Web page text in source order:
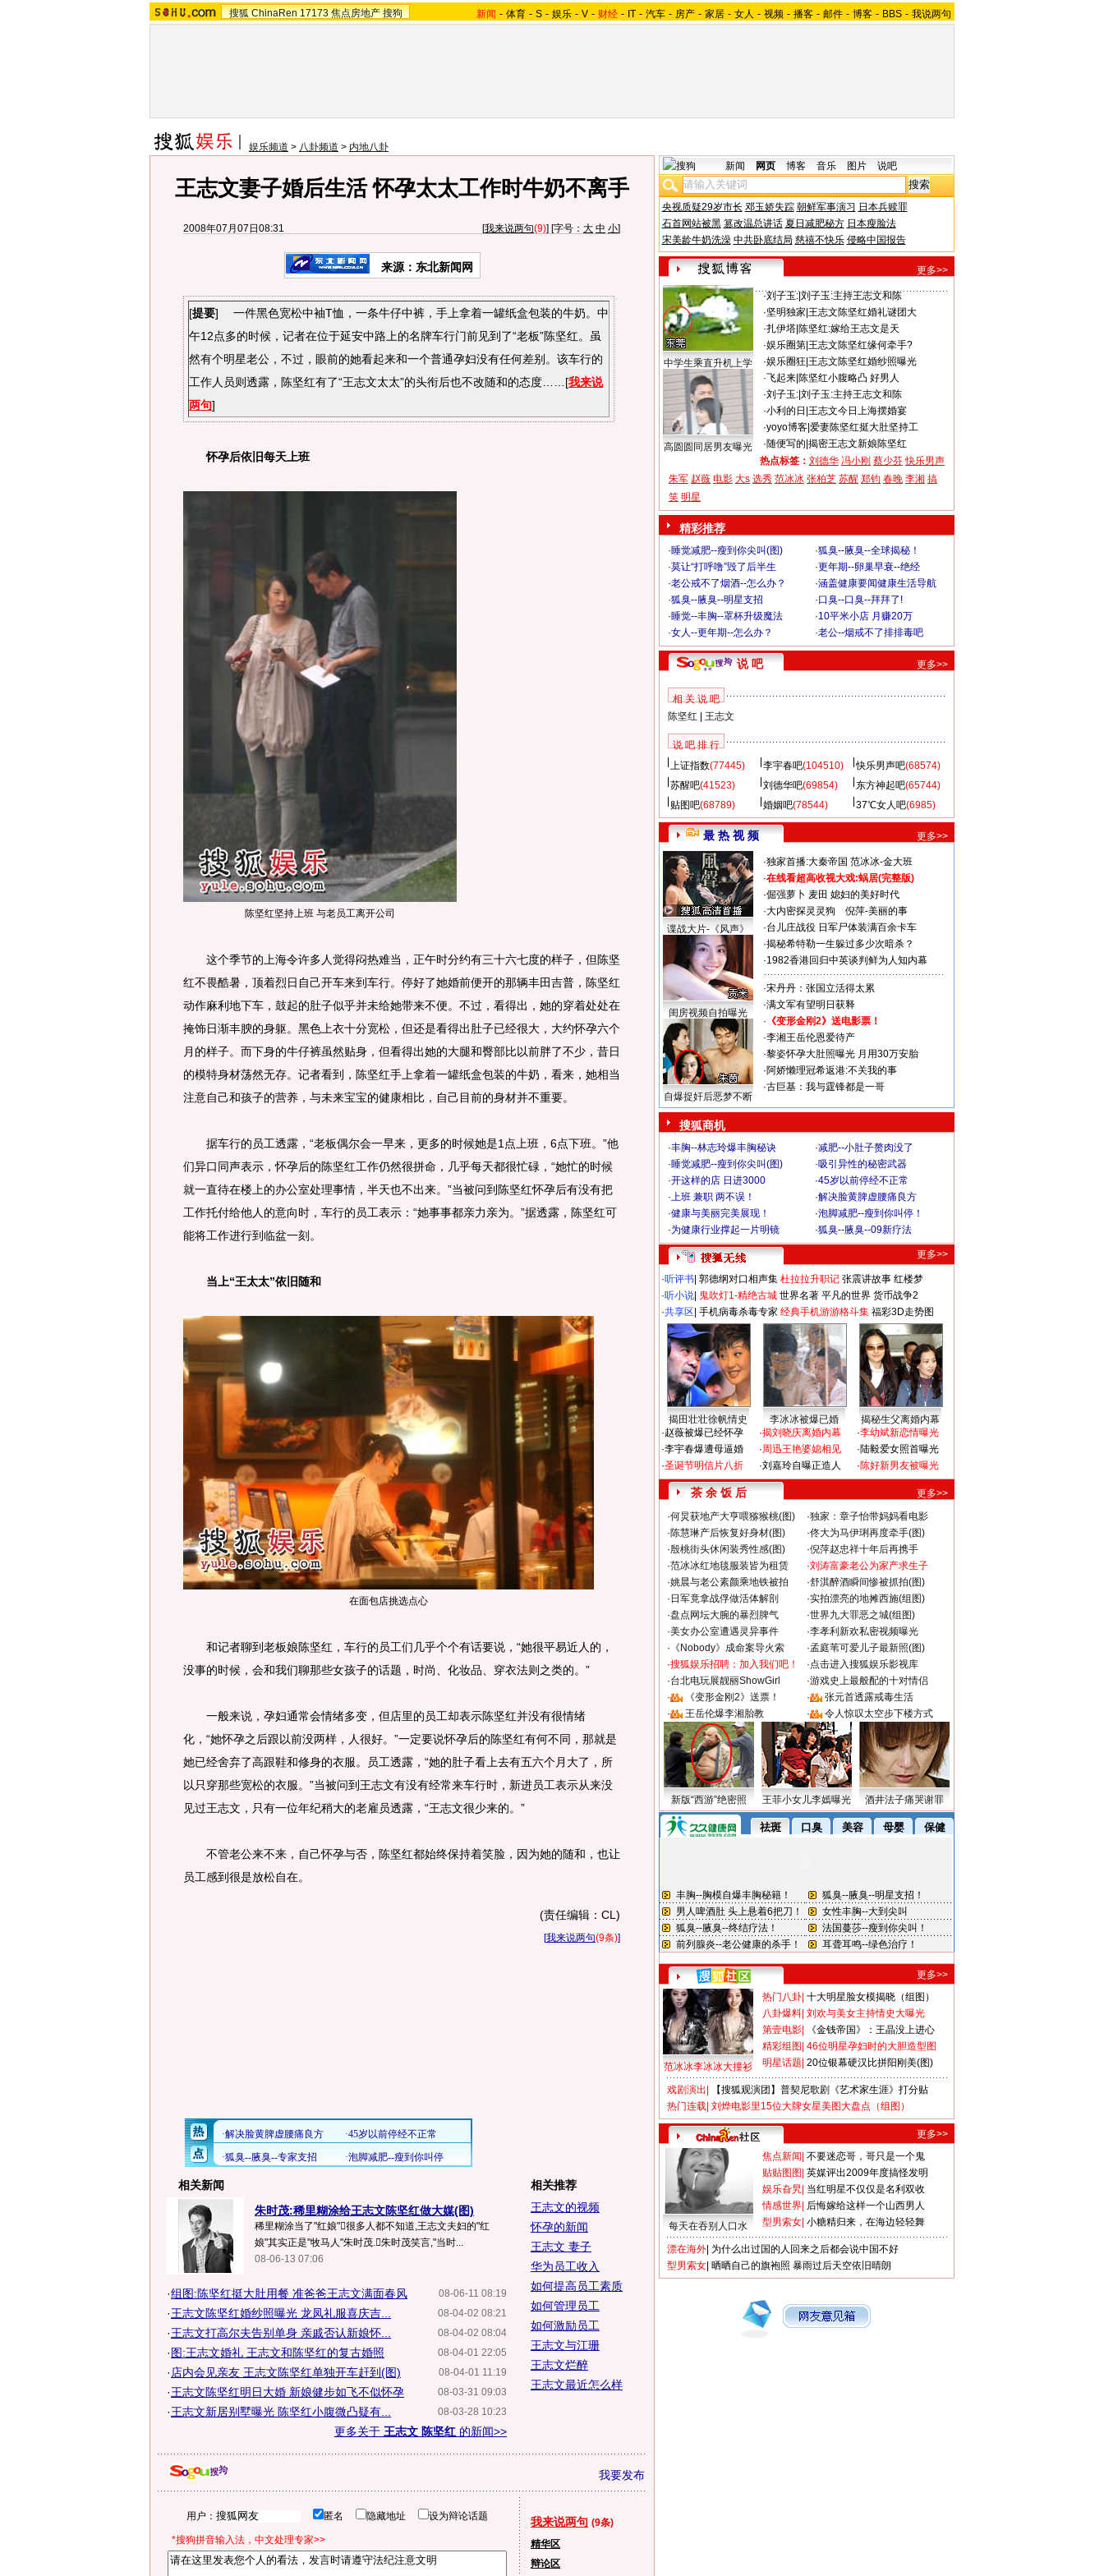
搜狐 ChinaRen 17173 焦点房地产 搜狗 新闻 - 体育 - S - 娱乐 - V - 财经 - IT - 汽车 - 房产 - 家居 - 女人 - 视频 - 播客 - 邮件 - 博客 - BBS - 我说两句
娱乐频道 > 八卦频道 > 内地八卦
王志文妻子婚后生活 怀孕太太工作时牛奶不离手
2008年07月07日08:31 [我来说两句(9)] [字号： 大 中 小]
来源：东北新闻网
[提要] 一件黑色宽松中袖T恤，一条牛仔中裤，手上拿着一罐纸盒包装的牛奶。中
午12点多的时候，记者在位于延安中路上的名牌车行门前见到了“老板”陈坚红。虽
然有个明星老公，不过，眼前的她看起来和一个普通孕妇没有任何差别。该车行的
工作人员则透露，陈坚红有了“王志文太太”的头衔后也不改随和的态度……[我来说
两句]
怀孕后依旧每天上班
陈坚红坚持上班 与老员工离开公司
这个季节的上海令许多人觉得闷热难当，正午时分约有三十六七度的样子，但陈坚
红不畏酷暑，顶着烈日自己开车来到车行。停好了她婚前便开的那辆丰田吉普，陈坚红
动作麻利地下车，鼓起的肚子似乎并未给她带来不便。不过，看得出，她的穿着处处在
掩饰日渐丰腴的身躯。黑色上衣十分宽松，但还是看得出肚子已经很大，大约怀孕六个
月的样子。而下身的牛仔裤虽然贴身，但看得出她的大腿和臀部比以前胖了不少，昔日
的模特身材荡然无存。记者看到，陈坚红手上拿着一罐纸盒包装的牛奶，看来，她相当
注意自己和孩子的营养，与未来宝宝的健康相比，自己目前的身材并不重要。
据车行的员工透露，“老板偶尔会一早来，更多的时候她是1点上班，6点下班。”他
们异口同声表示，怀孕后的陈坚红工作仍然很拼命，几乎每天都很忙碌，“她忙的时候
就一直待在楼上的办公室处理事情，半天也不出来。”当被问到陈坚红怀孕后有没有把
工作托付给他人的意向时，车行的员工表示：“她事事都亲力亲为。”据透露，陈坚红可
能将工作进行到临盆一刻。
当上“王太太”依旧随和
在面包店挑选点心
和记者聊到老板娘陈坚红，车行的员工们几乎个个有话要说，“她很平易近人的，
没事的时候，会和我们聊那些女孩子的话题，时尚、化妆品、穿衣法则之类的。”
一般来说，孕妇通常会情绪多变，但店里的员工却表示陈坚红并没有很情绪
化，“她怀孕之后跟以前没两样，人很好。”一定要说怀孕后的陈坚红有何不同，那就是
她已经舍弃了高跟鞋和修身的衣服。员工透露，“她的肚子看上去有五六个月大了，所
以只穿那些宽松的衣服。”当被问到王志文有没有经常来车行时，新进员工表示从来没
见过王志文，只有一位年纪稍大的老雇员透露，“王志文很少来的。”
不管老公来不来，自己怀孕与否，陈坚红都始终保持着笑脸，因为她的随和，也让
员工感到很是放松自在。
(责任编辑：CL)
[我来说两句(9条)]
相关新闻
朱时茂:稀里糊涂给王志文陈坚红做大媒(图)
稀里糊涂当了"红娘"很多人都不知道,王志文夫妇的"红
娘"其实正是"牧马人"朱时茂.朱时茂笑言,"当时...
08-06-13 07:06
08-06-11 08:19
·组图:陈坚红挺大肚用餐 准爸爸王志文满面春风
08-04-02 08:21
·王志文陈坚红婚纱照曝光 龙凤礼服喜庆吉...
08-04-02 08:04
·王志文打高尔夫告别单身 亲戚否认新娘怀...
08-04-01 22:05
·图:王志文婚礼 王志文和陈坚红的复古婚照
08-04-01 11:19
· 店内会见亲友 王志文陈坚红单独开车赶到(图)
08-03-31 09:03
·王志文陈坚红明日大婚 新娘健步如飞不似怀孕
08-03-28 10:23
·王志文新居别墅曝光 陈坚红小腹微凸疑有...
更多关于 王志文 陈坚红 的新闻>>
相关推荐
王志文的视频
怀孕的新闻
王志文 妻子
华为员工收入
如何提高员工素质
如何管理员工
如何激励员工
王志文与江珊
王志文烂醉
王志文最近怎么样
我要发布
用户： 匿名 隐藏地址 设为辩论话题
*搜狗拼音输入法，中文处理专家>>
我来说两句 (9条)
精华区
辩论区
新闻 网页 博客 音乐 图片 说吧
央视质疑29岁市长 邓玉娇失踪 朝鲜军事演习 日本兵赎罪
石首网站被黑 篡改温总讲话 夏日减肥秘方 日本瘦脸法
宋美龄牛奶洗澡 中共卧底结局 慈禧不快乐 侵略中国报告
更多>>
中学生乘直升机上学
高圆圆同居男友曝光
·刘子玉:| 刘子玉:主持王志文和陈
·坚明独家 王志文陈坚红婚礼谜团大
·扎伊塔| 陈坚红:嫁给王志文是天
·娱乐圈第| 王志文陈坚红缘何牵手?
·娱乐圈狂 王志文陈坚红婚纱照曝光
·飞起来| 陈坚红小腹略凸 好男人
·刘子玉:| 刘子玉:主持王志文和陈
·小利的日 王志文今日上海摆婚宴
·yoyo博客| 爱妻陈坚红挺大肚坚持工
·随便写的 揭密王志文新娘陈坚红
热点标签： 刘德华 冯小刚 蔡少芬 快乐男声
朱军 赵薇 电影 大s 选秀 范冰冰 张柏芝 苏醒 郑钧 春晚 李湘 搞
笑 明星
精彩推荐
·睡觉减肥--瘦到你尖叫(图) ·狐臭--腋臭--全球揭秘！
·莫让“打呼噜”毁了后半生 ·更年期--卵巢早衰--绝经
·老公戒不了烟酒--怎么办？ ·涵盖健康要闻健康生活导航
·狐臭--腋臭--明星支招 ·口臭--口臭--拜拜了!
·睡觉--丰胸--罩杯升级魔法 ·10平米小店 月赚20万
·女人--更年期--怎么办？ ·老公--烟戒不了排排毒吧
说 吧 更多>>
相 关 说 吧
陈坚红
王志文
说 吧 排 行
上证指数(77445) 李宇春吧(104510) 快乐男声吧(68574)
苏醒吧(41523) 刘德华吧(69854) 东方神起吧(65744)
贴图吧(68789) 婚姻吧(78544) 37℃女人吧(6985)
最 热 视 频 更多>>
谍战大片-《风声》
闺房视频自拍曝光
自爆捉奸后恶梦不断
·独家首播:大秦帝国 范冰冰-金大班
·在线看超高收视大戏:蜗居(完整版)
·倔强萝卜 麦田 媳妇的美好时代
·大内密探灵灵狗
倪萍-美丽的事
·台儿庄战役 日军尸体装满百余卡车
·揭秘希特勒一生躲过多少次暗杀？
·1982香港回归中英谈判鲜为人知内幕
·宋丹丹：张国立活得太累
·满文军有望明日获释
· 《变形金刚2》送电影票！
·李湘王岳伦恩爱待产
·黎姿怀孕大肚照曝光 月用30万安胎
·阿娇懒理冠希返港:不关我的事
·古巨基：我与霆锋都是一哥
搜狐商机
·丰胸--林志玲爆丰胸秘诀 ·减肥--小肚子赘肉没了
·睡觉减肥--瘦到你尖叫(图) ·吸引异性的秘密武器
·开这样的店 日进3000 ·45岁以前停经不正常
·上班 兼职 两不误！ ·解决脸黄脾虚腰痛良方
·健康与美丽完美展现！ ·泡脚减肥--瘦到你叫停！
·为健康行业撑起一片明镜 ·狐臭--腋臭--09新疗法
更多>>
·听评书 郭德纲对口相声集 杜拉拉升职记 张震讲故事 红楼梦
·听小说 鬼吹灯1-精绝古城 世界名著 平凡的世界 货币战争2
·共享区 手机病毒杀毒专家 经典手机游游格斗集 福彩3D走势图
揭田壮壮徐帆情史 李冰冰被爆已婚
揭秘生父离婚内幕
·赵薇被爆已经怀孕
·李宇春爆遭母逼婚
·圣诞节明信片八折
·揭刘晓庆离婚内幕
·周迅王艳婆媳相见
·刘嘉玲自曝正造人
·李幼斌新恋情曝光
·陆毅爱女照首曝光
·陈好新男友被曝光
茶 余 饭 后
更多>>
·何炅获地产大亨喂猕猴桃(图) ·独家：章子怡带妈妈看电影
·陈慧琳产后恢复好身材(图) ·佟大为马伊琍再度牵手(图)
·殷桃街头休闲装秀性感(图) ·倪萍赵忠祥十年后再携手
·范冰冰红地毯服装皆为租赁 ·刘涛富豪老公为家产求生子
·姚晨与老公素颜乘地铁被拍 ·舒淇醉酒瞬间惨被抓拍(图)
· 日军竟拿战俘做活体解剖 ·实拍漂亮的地摊西施(组图)
·盘点网坛大腕的暴烈脾气 ·世界九大罪恶之城(组图)
·美女办公室遭遇灵异事件 ·李孝利新欢私密视频曝光
· 《Nobody》成命案导火索 ·孟庭苇可爱儿子最新照(图)
·搜狐娱乐招聘：加入我们吧！ ·点击进入搜狐娱乐影视库
·台北电玩展靓丽ShowGirl ·游戏史上最般配的十对情侣
·
《变形金刚2》送票！ ·
张元首透露戒毒生活
·
王岳伦爆李湘胎教 · 令人惊叹太空步下楼方式
新版“西游”绝密照 王菲小女儿李嫣曝光 酒井法子痛哭谢罪
更多>>
范冰冰李冰冰大撞衫
热门八卦 十大明星脸女模揭晓（组图）
八卦爆料 刘欢与美女主持情史大曝光
第壹电影
《金钱帝国》：王晶没上进心
精彩组图 46位明星孕妇时的大胆造型图
明星话题 20位银幕硬汉比拼阳刚美(图)
戏剧演出
【搜狐观演团】普契尼歌剧《艺术家生涯》打分贴
热门连载 刘烨电影里15位大牌女星美图大盘点（组图）
更多>>
每天在吞别人口水
焦点新闻 不要迷恋哥，哥只是一个鬼
贴贴图图 英媒评出2009年度搞怪发明
娱乐旮旯 当红明星不仅仅是名利双收
情感世界 后悔嫁给这样一个山西男人
型男索女 小糖精归来，在海边轻轻舞
漂在海外 为什么出过国的人回来之后都会说中国不好
型男索女 晒晒自己的旗袍照 暴雨过后天空依旧晴朗